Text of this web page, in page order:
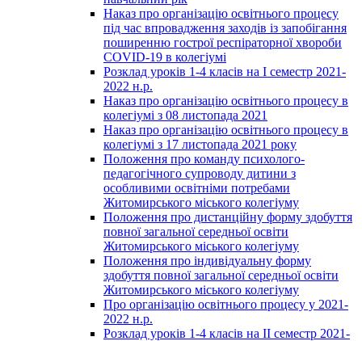
Наказ про організацію освітнього процесу
під час впровадження заходів із запобігання
поширенню гострої респіраторної хвороби
COVID-19 в колегіумі
Розклад уроків 1-4 класів на І семестр 2021-
2022 н.р.
Наказ про організацію освітнього процесу в
колегіумі з 08 листопада 2021
Наказ про організацію освітнього процесу в
колегіумі з 17 листопада 2021 року
Положення про команду психолого-
педагогічного супроводу дитини з
особливими освітніми потребами
Житомирського міського колегіуму
Положення про дистанційну форму здобуття
повної загальної середньої освіти
Житомирського міського колегіуму
Положення про індивідуальну форму
здобуття повної загальної середньої освіти
Житомирського міського колегіуму
Про організацію освітнього процесу у 2021-
2022 н.р.
Розклад уроків 1-4 класів на ІІ семестр 2021-